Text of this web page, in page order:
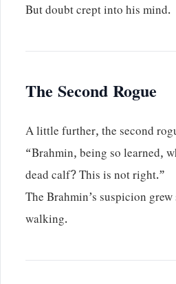
But doubt crept into his mind.
The Second Rogue
A little further, the second
“Brahmin, being so learned,
dead calf? This is not right.”
The Brahmin’s suspicion
walking.